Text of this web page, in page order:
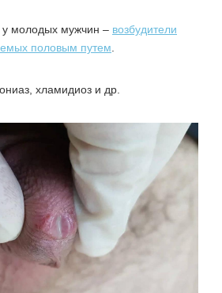
у молодых мужчин – возбудители
половым путем.
хламидиоз и др.